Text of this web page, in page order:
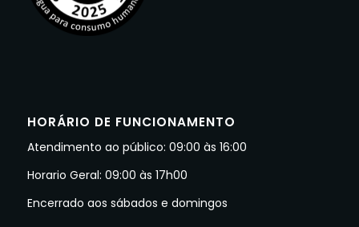
HORÁRIO DE FUNCIONAMENTO
Atendimento ao público: 09:00 às 16:00
Horario Geral: 09:00 às 17h00
Encerrado aos sábados e domingos